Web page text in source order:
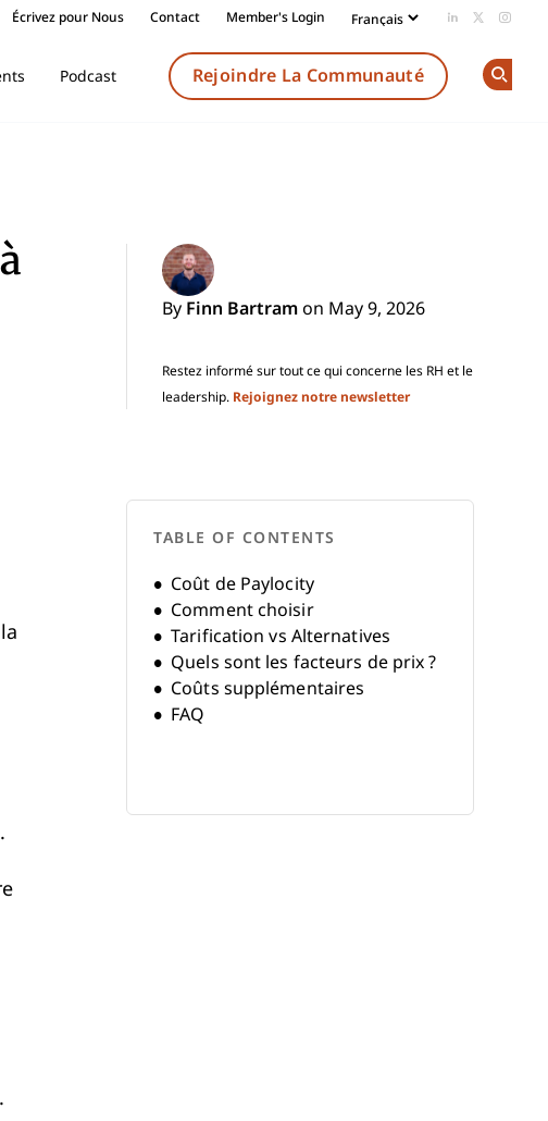
Écrivez pour Nous Contact Member's Login Add us on
Follow
Podcast Rejoindre La Communauté
By Finn Bartram on May 9, 2026
Restez informé sur tout ce qui concerne les RH et le
leadership. Rejoignez notre newsletter
TABLE OF CONTENTS
Coût de Paylocity
Comment choisir
Tarification vs Alternatives
Quels sont les facteurs de prix ?
Coûts supplémentaires
FAQ